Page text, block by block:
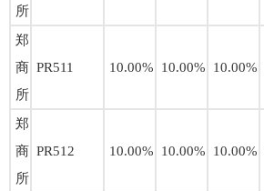
所
郑
商
所
PR511 10.00% 10.00% 10.00%
郑
商
所
PR512 10.00% 10.00% 10.00%